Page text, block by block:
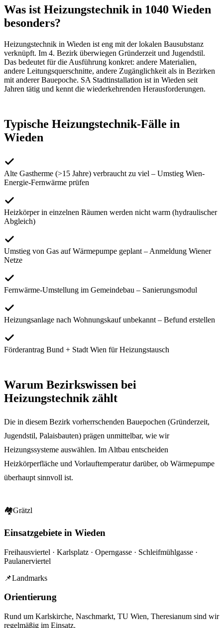
Was ist Heizungstechnik in 1040 Wieden
besonders?
Heizungstechnik in Wieden ist eng mit der lokalen Bausubstanz
verknüpft. Im 4. Bezirk überwiegen Gründerzeit und Jugendstil.
Das bedeutet für die Ausführung konkret: andere Materialien,
andere Leitungsquerschnitte, andere Zugänglichkeit als in Bezirken
mit anderer Bauepoche. SA Stadtinstallation ist in Wieden seit
Jahren tätig und kennt die wiederkehrenden Herausforderungen.
Typische Heizungstechnik-Fälle in
Wieden
Alte Gastherme (>15 Jahre) verbraucht zu viel – Umstieg Wien-
Energie-Fernwärme prüfen
Heizkörper in einzelnen Räumen werden nicht warm (hydraulischer
Abgleich)
Umstieg von Gas auf Wärmepumpe geplant – Anmeldung Wiener
Netze
Fernwärme-Umstellung im Gemeindebau – Sanierungsmodul
Heizungsanlage nach Wohnungskauf unbekannt – Befund erstellen
Förderantrag Bund + Stadt Wien für Heizungstausch
Warum Bezirkswissen bei
Heizungstechnikzählt
Die in diesem Bezirk vorherrschenden Bauepochen (Gründerzeit,
Jugendstil, Palaisbauten) prägen unmittelbar, wie wir
Heizungssysteme auswählen. Im Altbau entscheiden
Heizkörperfläche und Vorlauftemperatur darüber, ob Wärmepumpe
überhaupt sinnvoll ist.
🏘Grätzl
Einsatzgebiete in Wieden
Freihausviertel · Karlsplatz · Operngasse · Schleifmühlgasse ·
Paulanerviertel
📌Landmarks
Orientierung
Rund um Karlskirche, Naschmarkt, TU Wien, Theresianum sind wir
regelmäßig im Einsatz.